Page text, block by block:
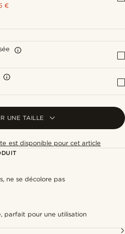
€
UNE TAILLE
est disponible pour cet article
ne se décolore pas
parfait pour une utilisation